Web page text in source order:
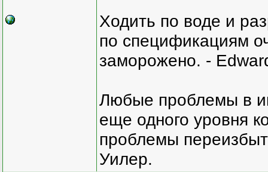
Ходить по воде и
по спецификациям
заморожено. -
Любые проблемы в
еще одного уровня
проблемы
Уилер.